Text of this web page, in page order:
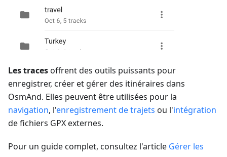
Les tracesoffrent des outils puissants pour
enregistrer, créer et gérer des itinéraires dans
OsmAnd. Elles peuvent être utilisées pour la
navigation, l'enregistrement de trajets ou l'intégration
de fichiers GPX externes.
Pour un guide complet, consultez l'article Gérer les